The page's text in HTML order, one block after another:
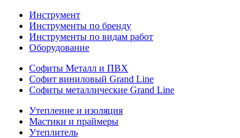
Инструмент
Инструменты по бренду
Инструменты по видам работ
Оборудование
Софиты Металл и ПВХ
Софит виниловый Grand Line
Софиты металлические Grand Line
Утепление и изоляция
Мастики и праймеры
Утеплитель